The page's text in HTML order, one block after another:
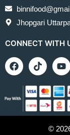
Jhopgari
CONNECT WITH
©